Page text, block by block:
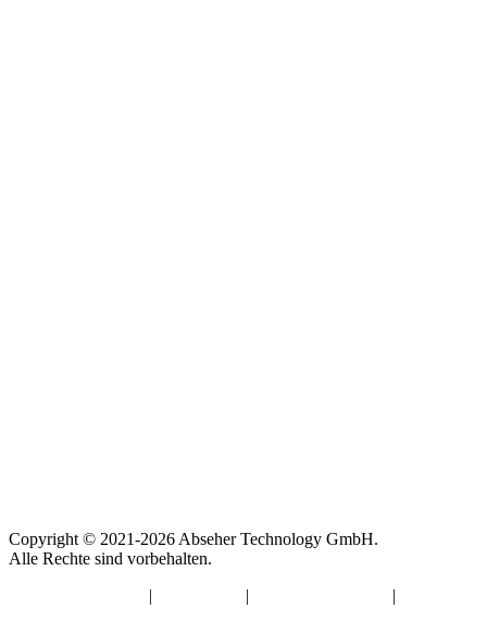
Copyright © 2021-2026 Abseher Technology GmbH.
Alle Rechte sind vorbehalten.
| | |